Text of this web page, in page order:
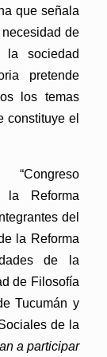
que señala
de
sociedad
pretende
los temas
constituye el
la Reforma
del
la Reforma
de la
de Filosofía
Tucumán y
de la
a participar